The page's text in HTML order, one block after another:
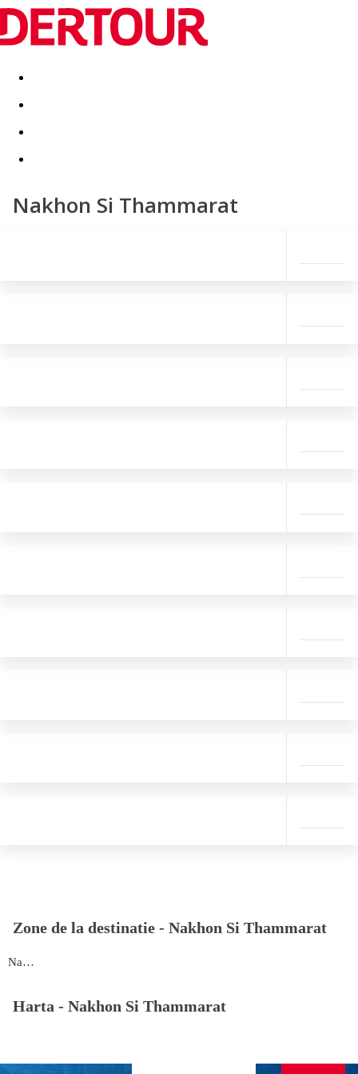
Destinatii Vacanta perfecta OFERTE DE NERATAT
Nakhon Si Thammarat
Zone de la destinatie - Nakhon Si Thammarat
Nakhon Si Thammarat
Harta - Nakhon Si Thammarat